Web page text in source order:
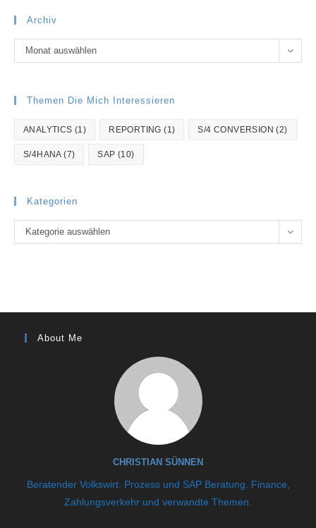
Archiv
Archiv
Monat auswählen
Themen Die Mich Interessieren
ANALYTICS (1) REPORTING (1) S/4 CONVERSION (2)
S/4HANA(7) SAP (10)
Kategorien
Kategorien
Kategorie auswählen
About Me
CHRISTIAN SÜNNEN
Beratender Volkswirt. Prozess und SAP Beratung. Finance,
Zahlungsverkehr und verwandte Themen.